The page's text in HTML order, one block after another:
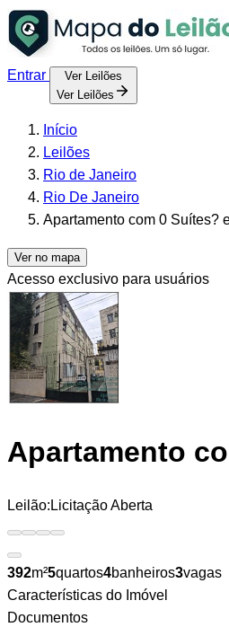
Entrar
Ver Leilões
Ver Leilões
Início
Leilões
Rio de Janeiro
Rio De Janeiro
Apartamento com 0 Suítes?
Ver no mapa
Acesso exclusivo para usuários
Apartamento
Leilão: Licitação Aberta
392m²5quartos4banheiros3vagas
Características do Imóvel
Documentos